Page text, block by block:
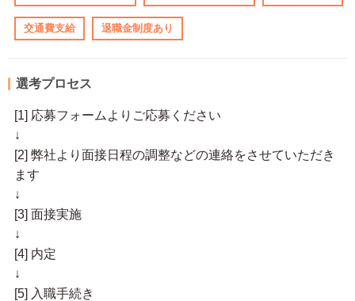
交通費支給 退職金制度あり
選考プロセス
[1] 応募フォームよりご応募ください
↓
[2] 弊社より面接日程の調整などの連絡をさせていただき
ます
↓
[3] 面接実施
↓
[4] 内定
↓
[5] 入職手続き